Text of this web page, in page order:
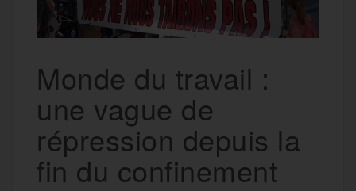
Monde du travail :
une vague de
répression depuis la
fin du confinement